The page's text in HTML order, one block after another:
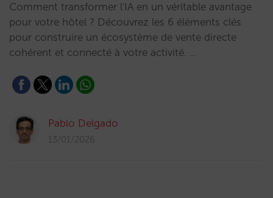
Comment transformer l'IA en un véritable avantage
pour votre hôtel ? Découvrez les 6 éléments clés
pour construire un écosystème de vente directe
cohérent et connecté à votre activité. …
Pablo Delgado
13/01/2026